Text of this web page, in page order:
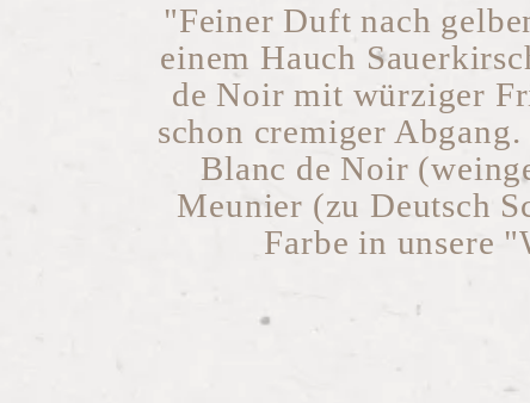
"Feiner Duft nach
einem Hauch
de Noir mit würziger
schon cremiger
Blanc de Noir
Meunier (zu Deutsch
Farbe in unsere